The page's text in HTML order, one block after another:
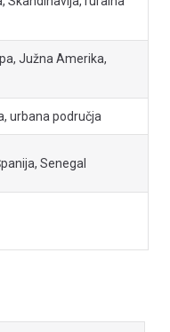
Južna Amerika,
urbana područja
Senegal